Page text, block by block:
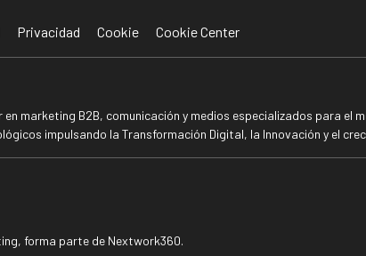
Privacidad Cookie Cookie Center
en marketing B2B, comunicación y medios especializados para
impulsando la Transformación Digital, la Innovación y el
forma parte de Nextwork360.